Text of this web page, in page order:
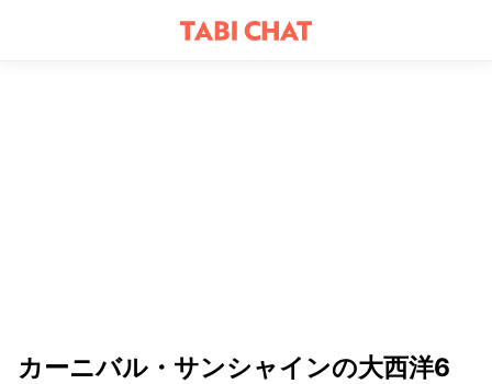
カーニバル・サンシャインの大西洋6